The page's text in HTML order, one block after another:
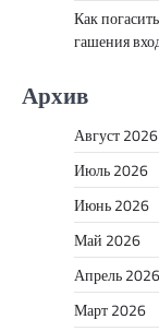
Как
гашения
Архив
Август 2026
Июль 2026
Июнь 2026
Май 2026
Апрель 2026
Март 2026